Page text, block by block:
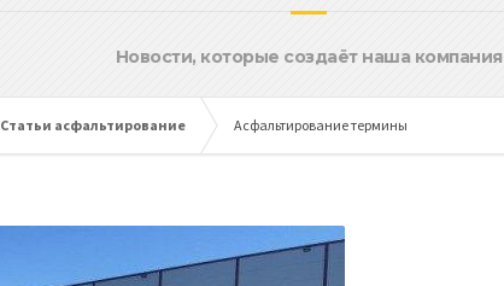
Новости, которые создаёт наша компания
Статьи асфальтирование Асфальтирование термины